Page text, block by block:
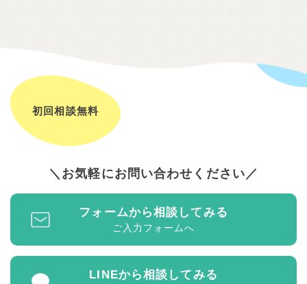
初回相談無料
お気軽にお問い合わせください
フォームから相談してみる
ご入力フォームへ
LINEから相談してみる